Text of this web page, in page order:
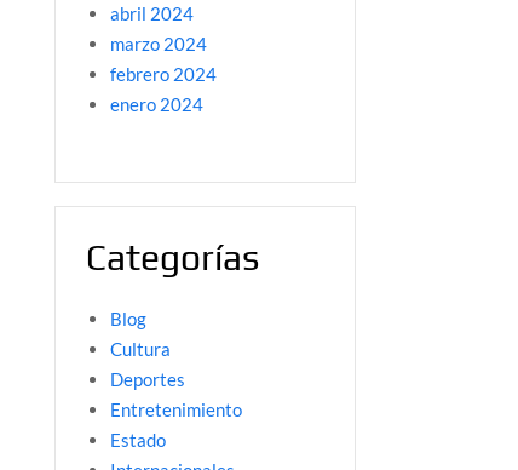
abril 2024
marzo 2024
febrero 2024
enero 2024
Categorías
Blog
Cultura
Deportes
Entretenimiento
Estado